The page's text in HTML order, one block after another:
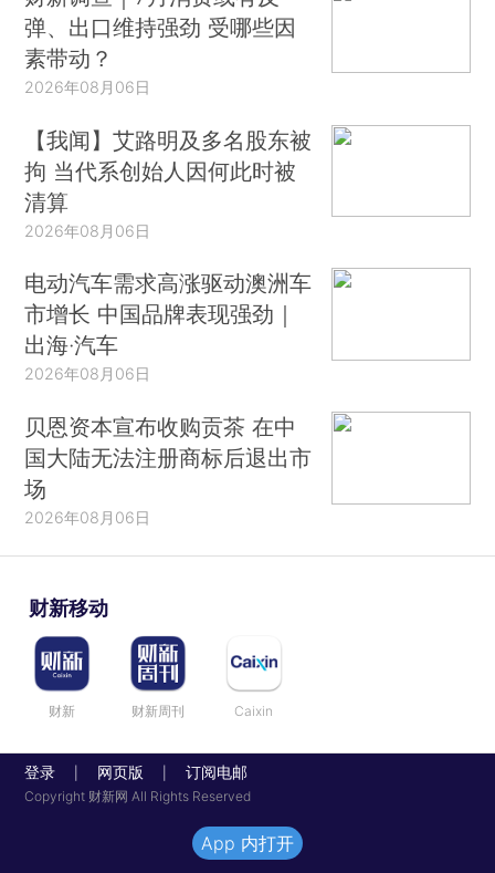
弹、出口维持强劲 受哪些因
素带动？
2026年08月06日
【我闻】艾路明及多名股东被
拘 当代系创始人因何此时被
清算
2026年08月06日
电动汽车需求高涨驱动澳洲车
市增长 中国品牌表现强劲｜
出海·汽车
2026年08月06日
贝恩资本宣布收购贡茶 在中
国大陆无法注册商标后退出市
场
2026年08月06日
财新移动
财新 财新周刊 Caixin
登录 网页版 订阅电邮
Copyright 财新网 All Rights Reserved
App 内打开